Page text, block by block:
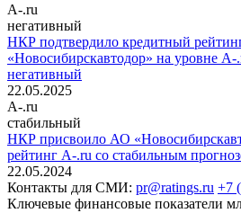
A-.ru
негативный
НКР подтвердило кредитный
«Новосибирскавтодор» на уровне A-
негативный
22.05.2025
A-.ru
стабильный
НКР присвоило АО
рейтинг A-.ru со стабильным
22.05.2024
Контакты для СМИ: pr@ratings.ru +7
Ключевые финансовые показатели